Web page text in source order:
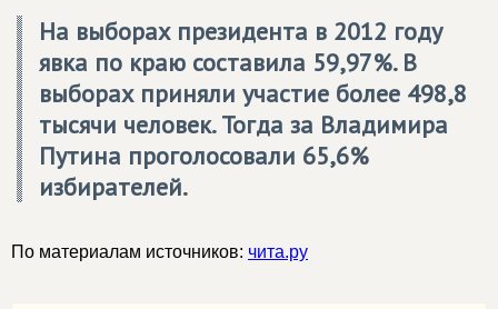
На выборах президента в 2012 году
явка по краю составила 59,97%. В
выборах приняли участие более 498,8
тысячи человек. Тогда за Владимира
Путина проголосовали 65,6%
избирателей.
По материалам источников: чита.ру